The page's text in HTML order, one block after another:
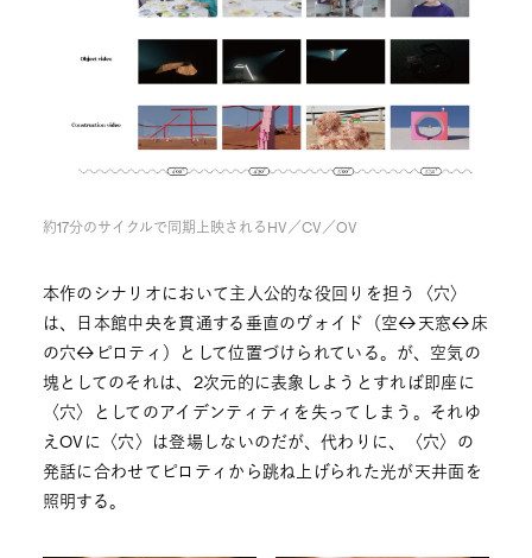
約17分のサイクルで同期上映されるHV／CV／OV
本作のシナリオにおいて主人公的な役回りを担う〈穴〉
は、日本館中央を貫通する垂直のヴォイド（空↔︎天窓↔︎床
の穴↔︎ピロティ）として位置づけられている。が、空気の
塊としてのそれは、2次元的に表象しようとすれば即座に
〈穴〉としてのアイデンティティを失ってしまう。それゆ
えOVに〈穴〉は登場しないのだが、代わりに、〈穴〉の
発話に合わせてピロティから跳ね上げられた光が天井面を
照明する。